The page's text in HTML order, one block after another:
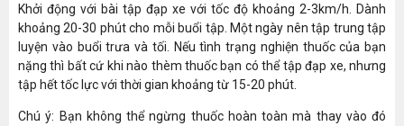
Khởi động với bài tập đạp xe với tốc độ khoảng 2-3km/h. Dành
khoảng 20-30 phút cho mỗi buổi tập. Một ngày nên tập trung tập
luyện vào buổi trưa và tối. Nếu tình trạng nghiện thuốc của bạn
nặng thì bất cứ khi nào thèm thuốc bạn có thể tập đạp xe, nhưng
tập hết tốc lực với thời gian khoảng từ 15-20 phút.
Chú ý: Bạn không thể ngừng thuốc hoàn toàn mà thay vào đó